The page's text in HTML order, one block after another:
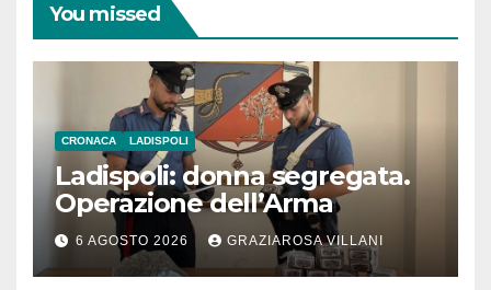
You missed
CRONACA LADISPOLI
Ladispoli: donna segregata.
Operazione dell’Arma
6 AGOSTO 2026 GRAZIAROSA VILLANI